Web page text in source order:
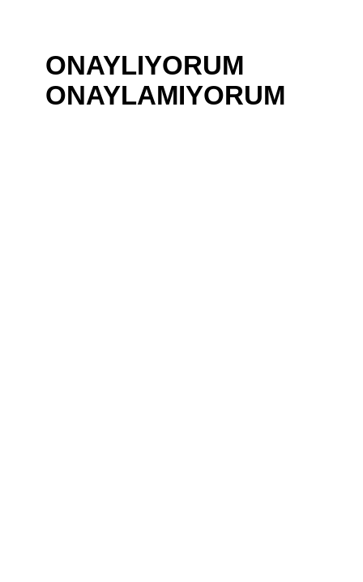
ONAYLAMIYORUM